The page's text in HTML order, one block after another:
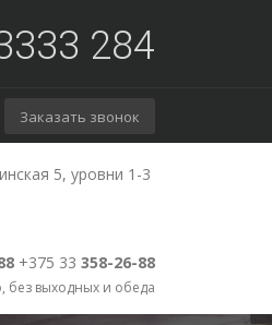
284
Заказать звонок
5, уровни 1-3
+375 33 358-26-88
без выходных и обеда